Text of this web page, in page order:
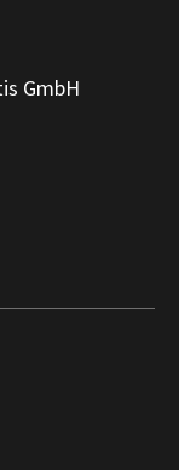
GmbH